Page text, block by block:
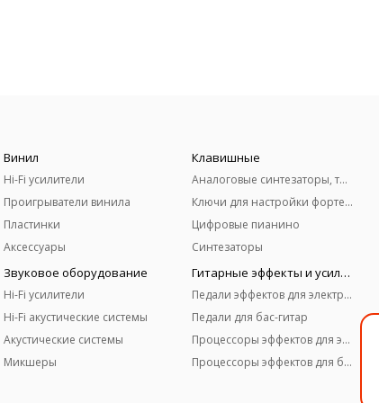
Винил
Hi-Fi усилители
Проигрыватели винила
Пластинки
Аксессуары
Клавишные
Аналоговые синтезаторы, терменвоксы
Ключи для настройки фортепиано
Цифровые пианино
Синтезаторы
Звуковое оборудование
Hi-Fi усилители
Hi-Fi акустические системы
Акустические системы
Микшеры
Гитарные эффекты и усилители
Педали эффектов для электрогитар
Педали для бас-гитар
Процессоры эффектов для электрогитар
Процессоры эффектов для бас-гитар